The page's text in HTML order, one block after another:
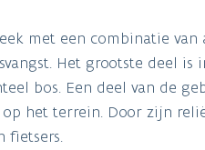
met een combinatie van
Het grootste deel is
bos. Een deel van de
het terrein. Door zijn
fietsers.